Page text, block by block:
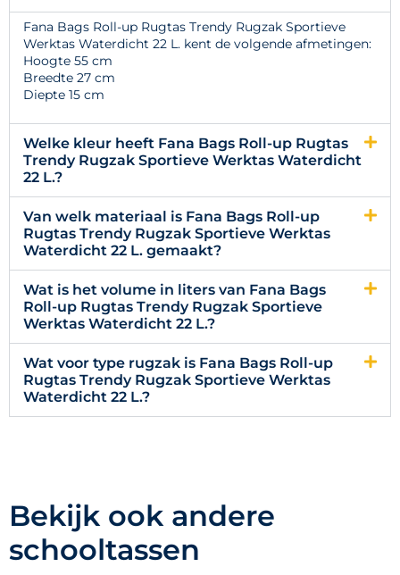
Fana Bags Roll-up Rugtas Trendy Rugzak Sportieve
Werktas Waterdicht 22 L. kent de volgende afmetingen:
Hoogte 55 cm
Breedte 27 cm
Diepte 15 cm
Welke kleur heeft Fana Bags Roll-up Rugtas
Trendy Rugzak Sportieve Werktas Waterdicht
22 L.?
Van welk materiaal is Fana Bags Roll-up
Rugtas Trendy Rugzak Sportieve Werktas
Waterdicht 22 L. gemaakt?
Wat is het volume in liters van Fana Bags
Roll-up Rugtas Trendy Rugzak Sportieve
Werktas Waterdicht 22 L.?
Wat voor type rugzak is Fana Bags Roll-up
Rugtas Trendy Rugzak Sportieve Werktas
Waterdicht 22 L.?
Bekijk ook andere
schooltassen